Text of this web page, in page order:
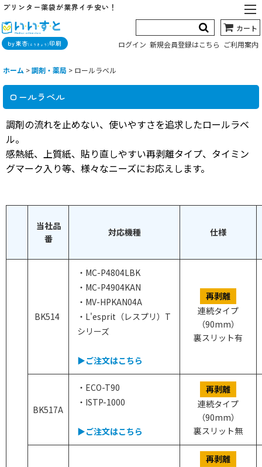
プリンター薬袋が業界イチ安い！
by東杏(とうきょう) 印刷
カート
ログイン 新規会員登録はこちら ご利用案内
ホーム >調剤・薬局 > ロールラベル
ロールラベル
調剤の流れを止めない、使いやすさを追求したロールラベ
ル。
感熱紙、上質紙、貼り直しやすい再剥離タイプ、タイミン
グマーク入り等、様々なニーズにお応えします。
当社品
番
対応機種 仕様
BK514
・MC-P4804LBK
・MC-P4904KAN
・MV-HPKAN04A
・L'esprit（レスプリ）T
シリーズ
▶ご注文はこちら
再剥離
連続タイプ
（90mm）
裏スリット有
BK517A
・ECO-T90
・ISTP-1000
▶ご注文はこちら
再剥離
連続タイプ
（90mm）
裏スリット無
再剥離